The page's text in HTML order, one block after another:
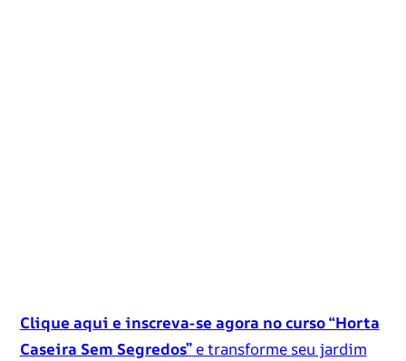
Clique aqui e inscreva-se agora no curso “Horta
Caseira Sem Segredos”e transforme seu jardim